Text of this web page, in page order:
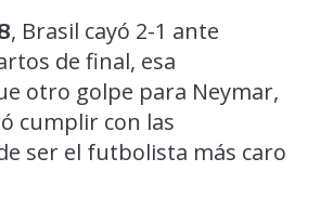
, Brasil cayó 2-1 ante
de final, esa
otro golpe para Neymar,
cumplir con las
ser el futbolista más caro